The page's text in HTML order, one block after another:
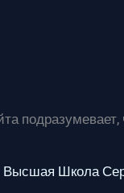
Высшая Школа